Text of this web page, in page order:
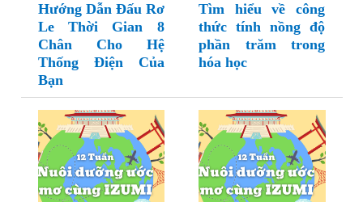
Hướng Dẫn Đấu Rơ
Le Thời Gian 8
Chân Cho Hệ
Thống Điện Của
Bạn
Tìm hiểu về công
thức tính nồng độ
phần trăm trong
hóa học